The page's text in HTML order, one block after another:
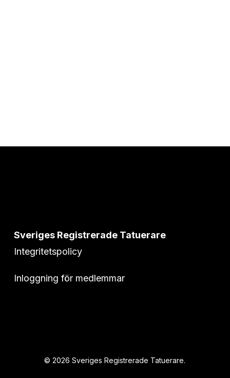
Sveriges Registrerade Tatuerare
Integritetspolicy
Inloggning för medlemmar
© 2026 Sveriges Registrerade Tatuerare.